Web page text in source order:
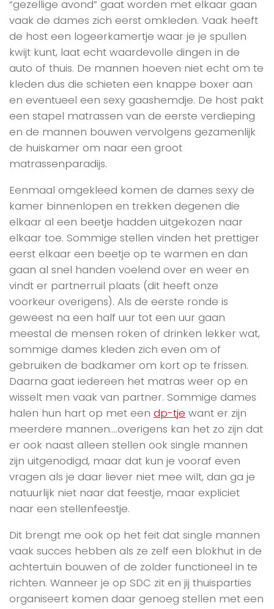
“gezellige avond” gaat worden met elkaar gaan
vaak de dames zich eerst omkleden. Vaak heeft
de host een logeerkamertje waar je je spullen
kwijt kunt, laat echt waardevolle dingen in de
auto of thuis. De mannen hoeven niet echt om te
kleden dus die schieten een knappe boxer aan
en eventueel een sexy gaashemdje. De host pakt
een stapel matrassen van de eerste verdieping
en de mannen bouwen vervolgens gezamenlijk
de huiskamer om naar een groot
matrassenparadijs.
Eenmaal omgekleed komen de dames sexy de
kamer binnenlopen en trekken degenen die
elkaar al een beetje hadden uitgekozen naar
elkaar toe. Sommige stellen vinden het prettiger
eerst elkaar een beetje op te warmen en dan
gaan al snel handen voelend over en weer en
vindt er partnerruil plaats (dit heeft onze
voorkeur overigens). Als de eerste ronde is
geweest na een half uur tot een uur gaan
meestal de mensen roken of drinken lekker wat,
sommige dames kleden zich even om of
gebruiken de badkamer om kort op te frissen.
Daarna gaat iedereen het matras weer op en
wisselt men vaak van partner. Sommige dames
halen hun hart op met een dp-tje want er zijn
meerdere mannen….overigens kan het zo zijn dat
er ook naast alleen stellen ook single mannen
zijn uitgenodigd, maar dat kun je vooraf even
vragen als je daar liever niet mee wilt, dan ga je
natuurlijk niet naar dat feestje, maar expliciet
naar een stellenfeestje.
Dit brengt me ook op het feit dat single mannen
vaak succes hebben als ze zelf een blokhut in de
achtertuin bouwen of de zolder functioneel in te
richten. Wanneer je op SDC zit en jij thuisparties
organiseert komen daar genoeg stellen met een